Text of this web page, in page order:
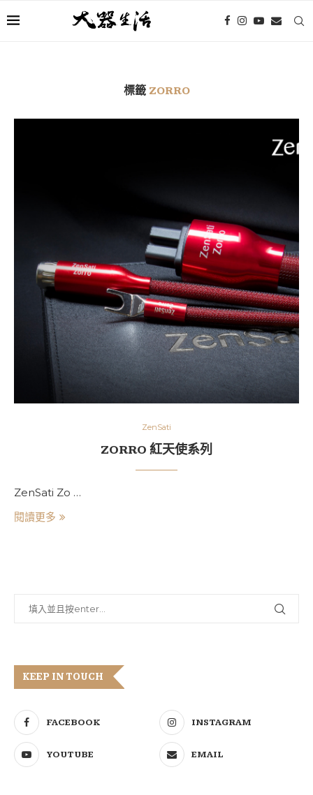
標籤 ZORRO
ZenSati
ZORRO 紅天使系列
ZenSati Zo …
閱讀更多
KEEP IN TOUCH
FACEBOOK INSTAGRAM
YOUTUBE EMAIL